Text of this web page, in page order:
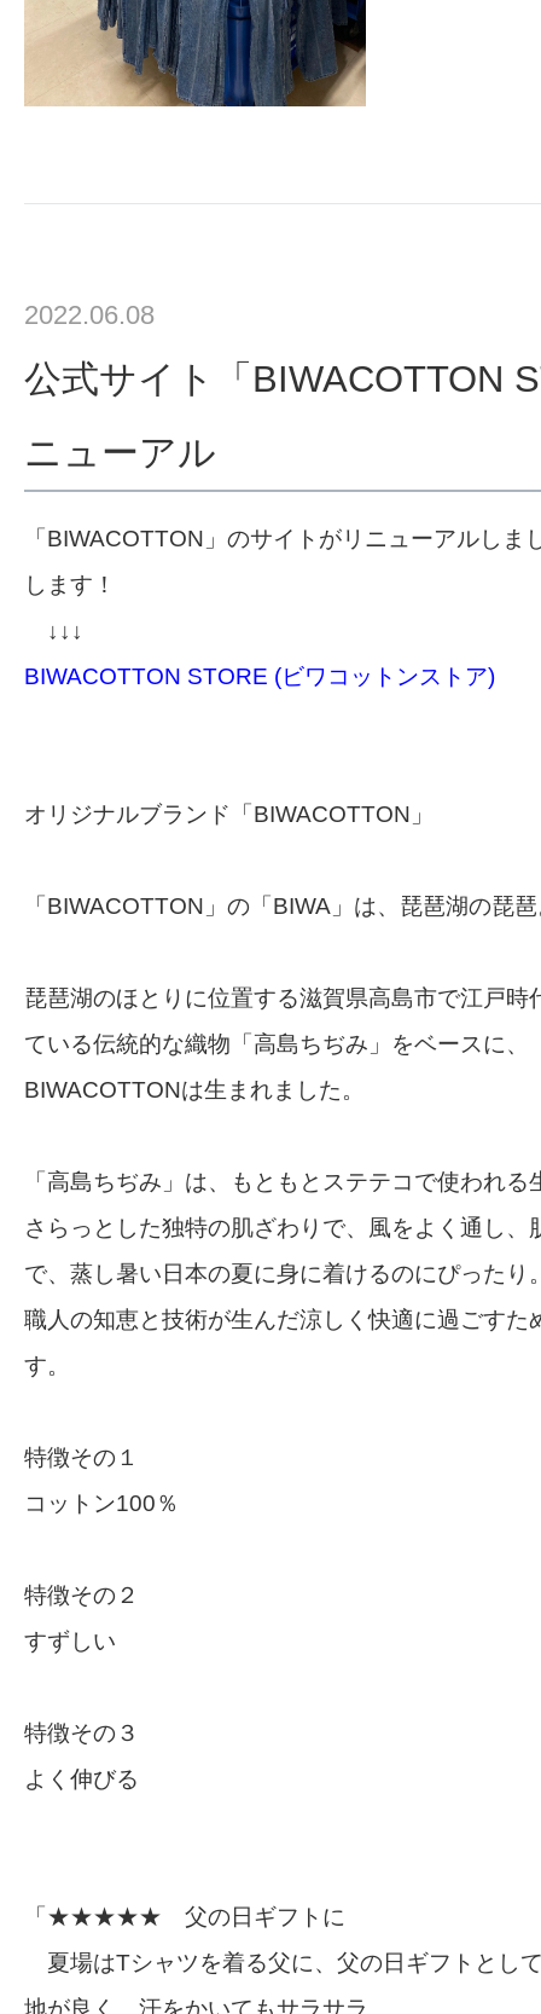
2022.06.08
公式サイト「BIWACOTTON
ニューアル
「BIWACOTTON」のサイトがリニューアルしま
します！
↓↓↓
BIWACOTTON STORE (ビワコットンストア)
オリジナルブランド「BIWACOTTON」
「BIWACOTTON」の「BIWA」は、琵琶湖の琵
琵琶湖のほとりに位置する滋賀県高島市で江戸時
ている伝統的な織物「高島ちぢみ」をベースに、
BIWACOTTONは生まれました。
「高島ちぢみ」は、もともとステテコで使われ
さらっとした独特の肌ざわりで、風をよく通し、
で、蒸し暑い日本の夏に身に着けるのにぴったり
職人の知恵と技術が生んだ涼しく快適に過ごすた
す。
特徴その１
コットン100％
特徴その２
すずしい
特徴その３
よく伸びる
「★★★★★ 父の日ギフトに
夏場はTシャツを着る父に、父の日ギフトとし
地が良く、汗をかいてもサラサラ。